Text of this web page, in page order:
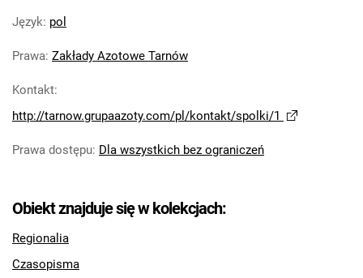
Robotniczego Zakładów Azotowych im.
Robotniczego Zakładów Azotowych im.
Tarnowskie Azoty : Organ Samorządu
Feliksa Dzierżyńskiego. 1966, nr 16
Feliksa Dzierżyńskiego. 1966, nr 17
Język: pol
Prawa: Zakłady Azotowe Tarnów
Kontakt:
http://tarnow.grupaazoty.com/pl/kontakt/spolki/1
Prawa dostępu: Dla wszystkich bez ograniczeń
Obiekt znajduje się w kolekcjach:
Regionalia
Czasopisma